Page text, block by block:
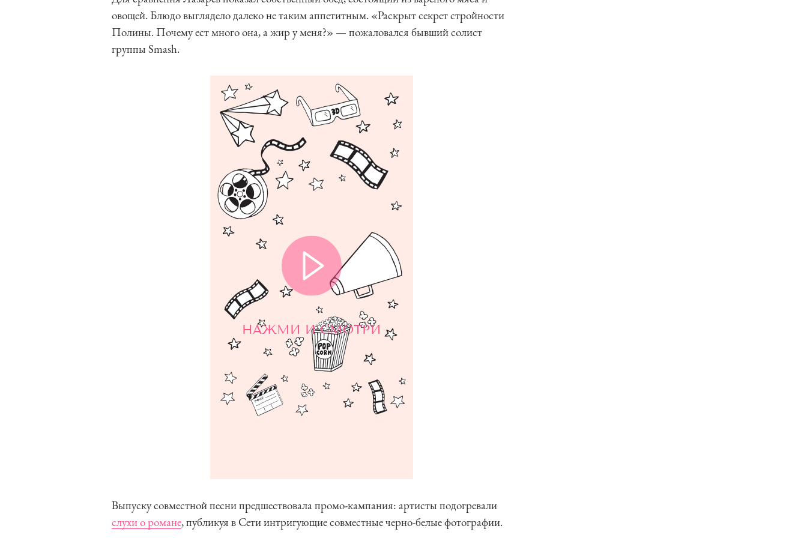
овощей. Блюдо выглядело далеко не таким аппетитным. «Раскрыт секрет стройности
Полины. Почему ест много она, а жир у меня?» — пожаловался бывший солист
группы Smash.
НАЖМИ И СМОТРИ
Выпуску совместной песни предшествовала промо-кампания: артисты подогревали
слухи о романе, публикуя в Сети интригующие совместные черно-белые фотографии.